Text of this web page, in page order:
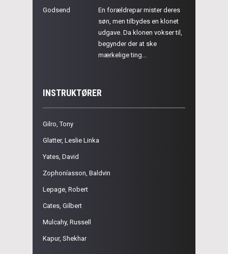
Godsend
En forældrepar mister deres
søn, men tilbydes en klonet
udgave. Da klonen vokser til,
begynder der at ske
mærkelige ting...
INSTRUKTØRER
Gilro, Tony
Glatter, Leslie Linka
Yates, David
Zophoníasson, Baldvin
Lepage, Robert
Cates, Gilbert
Mulcahy, Russell
Kapur, Shekhar